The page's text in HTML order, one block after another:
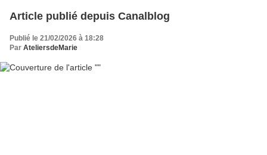
Article publié depuis Canalblog
Publié le 21/02/2026 à 18:28
Par AteliersdeMarie